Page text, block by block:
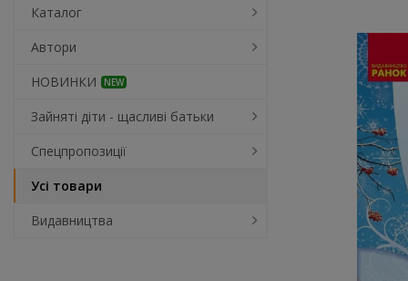
Каталог
Автори
НОВИНКИ
NEW
Зайняті діти - щасливі батьки
Спецпропозиції
Усі товари
Видавництва